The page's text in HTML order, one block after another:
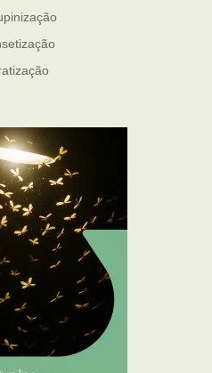
Mist
de Cama
Carrapatos
Traças